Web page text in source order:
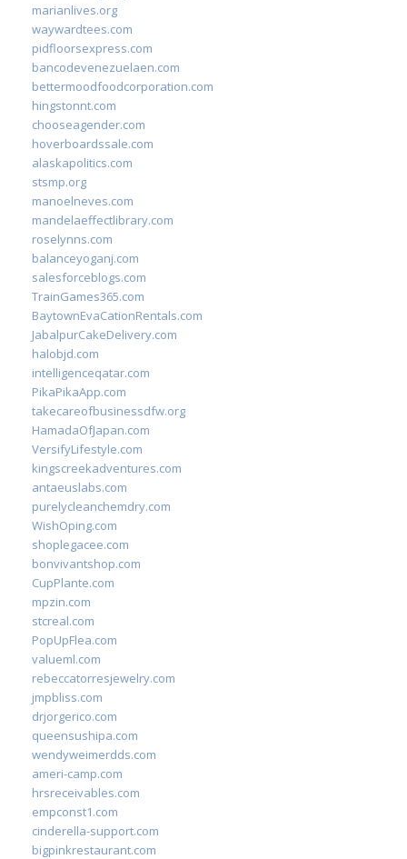
marianlives.org
waywardtees.com
pidfloorsexpress.com
bancodevenezuelaen.com
bettermoodfoodcorporation.com
hingstonnt.com
chooseagender.com
hoverboardssale.com
alaskapolitics.com
stsmp.org
manoelneves.com
mandelaeffectlibrary.com
roselynns.com
balanceyoganj.com
salesforceblogs.com
TrainGames365.com
BaytownEvaCationRentals.com
JabalpurCakeDelivery.com
halobjd.com
intelligenceqatar.com
PikaPikaApp.com
takecareofbusinessdfw.org
HamadaOfJapan.com
VersifyLifestyle.com
kingscreekadventures.com
antaeuslabs.com
purelycleanchemdry.com
WishOping.com
shoplegacee.com
bonvivantshop.com
CupPlante.com
mpzin.com
stcreal.com
PopUpFlea.com
valueml.com
rebeccatorresjewelry.com
jmpbliss.com
drjorgerico.com
queensushipa.com
wendyweimerdds.com
ameri-camp.com
hrsreceivables.com
empconst1.com
cinderella-support.com
bigpinkrestaurant.com